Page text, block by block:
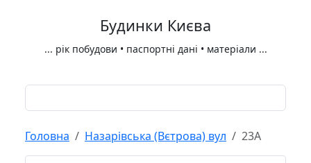
Будинки Києва
... рік побудови • паспортні дані • матеріали ...
Головна Назарівська (Вєтрова) вул 23А